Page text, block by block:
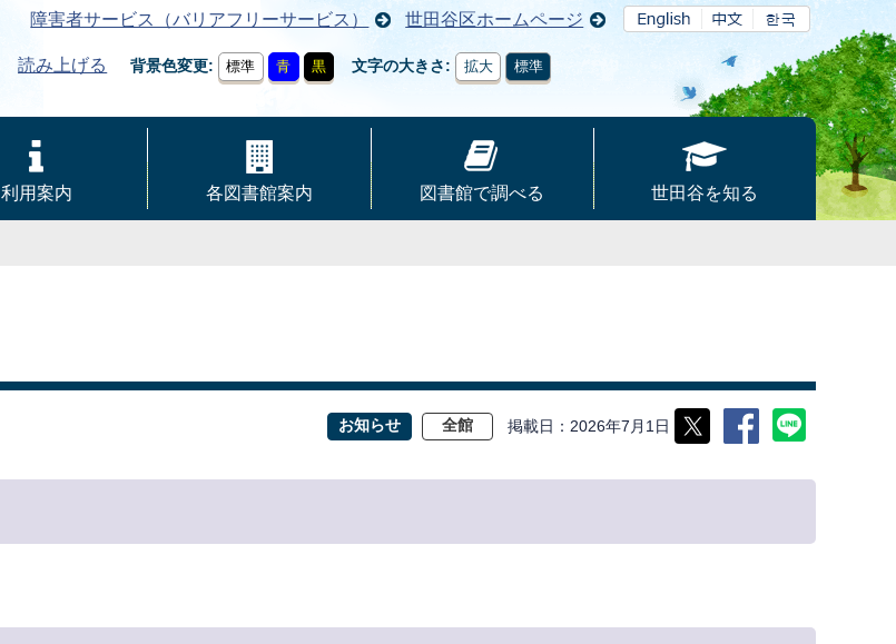
障害者サービス（バリアフリーサービス） 世田谷区ホームページ
読み上げる 背景色変更 標準 青 黒 文字の大きさ 拡大 標準
利用案内 各図書館案内 図書館で調べる 世田谷を知る
お知らせ 全館 掲載日 2026年7月1日